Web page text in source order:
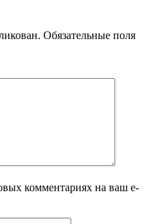
Обязательные поля
комментариях на ваш e-